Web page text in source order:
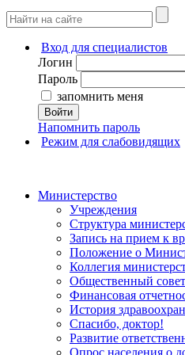
Вход для специалистов
Логин
Пароль
запомнить меня
Войти
Напомнить пароль
Режим для слабовидящих
Министерство
Учреждения
Структура
Запись на прием к
Положение о
Коллегия
Общественный совет
Финансовая
История
Спасибо, доктор!
Развитие
Опрос населения о